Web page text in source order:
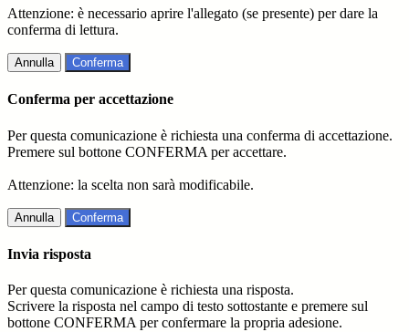
Attenzione: è necessario aprire l'allegato (se presente) per dare la
conferma di lettura.
Annulla Conferma
Conferma per accettazione
Per questa comunicazione è richiesta una conferma di accettazione.
Premere sul bottone CONFERMA per accettare.
Attenzione: la scelta non sarà modificabile.
Annulla Conferma
Invia risposta
Per questa comunicazione è richiesta una risposta.
Scrivere la risposta nel campo di testo sottostante e premere sul
bottone CONFERMA per confermare la propria adesione.